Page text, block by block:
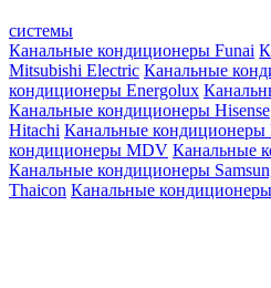
системы
Канальные кондиционеры Funai
Mitsubishi Electric Канальные
кондиционеры Energolux
Канальные кондиционеры Hisense
Hitachi Канальные кондиционеры
кондиционеры MDV Канальные
Канальные кондиционеры
Thaicon Канальные